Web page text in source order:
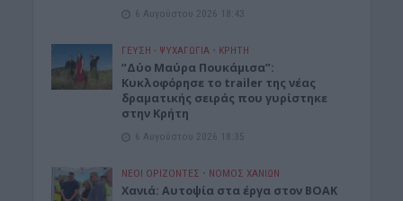
6 Αυγούστου 2026 18:43
ΓΕΎΣΗ - ΨΥΧΑΓΩΓΊΑ • ΚΡΗΤΗ
“Δύο Μαύρα Πουκάμισα”:
Κυκλοφόρησε το trailer της νέας
δραματικής σειράς που γυρίστηκε
στην Κρήτη
6 Αυγούστου 2026 18:35
ΝΕΟΙ ΟΡΙΖΟΝΤΕΣ • ΝΟΜΌΣ ΧΑΝΊΩΝ
Χανιά: Αυτοψία στα έργα στον ΒΟΑΚ